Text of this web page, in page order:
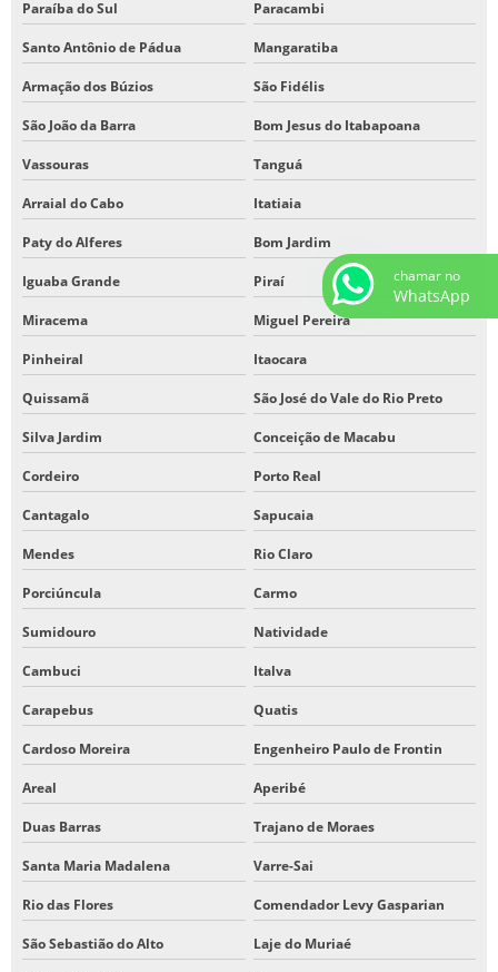
Paraíba do Sul Paracambi
Santo Antônio de Pádua Mangaratiba
Armação dos Búzios São Fidélis
São João da Barra Bom Jesus do Itabapoana
Vassouras Tanguá
Arraial do Cabo Itatiaia
Paty do Alferes Bom Jardim
Iguaba Grande Piraí
Miracema Miguel Pereira
Pinheiral Itaocara
Quissamã São José do Vale do Rio Preto
Silva Jardim Conceição de Macabu
Cordeiro Porto Real
Cantagalo Sapucaia
Mendes Rio Claro
Porciúncula Carmo
Sumidouro Natividade
Cambuci Italva
Carapebus Quatis
Cardoso Moreira Engenheiro Paulo de Frontin
Areal Aperibé
Duas Barras Trajano de Moraes
Santa Maria Madalena Varre-Sai
Rio das Flores Comendador Levy Gasparian
São Sebastião do Alto Laje do Muriaé
chamar no
WhatsApp